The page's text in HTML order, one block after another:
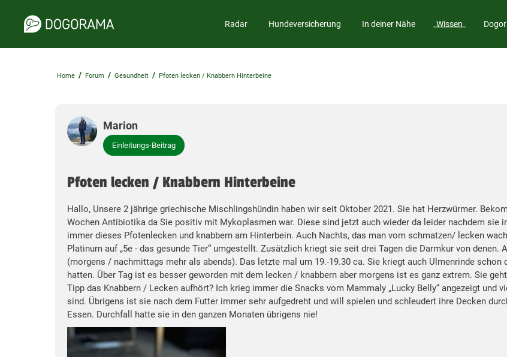
Radar Hundeversicherung In deiner Nähe Wissen
Home / Forum / Gesundheit / Pfoten lecken / Knabbern Hinterbeine
Marion
Einleitungs-Beitrag
Pfoten lecken / Knabbern Hinterbeine
Hallo, Unsere 2 jährige griechische Mischlingshündin haben wir seit Oktober 2021. Sie hat Herzwürmer.
Wochen Antibiotika da Sie positiv mit Mykoplasmen war. Diese sind jetzt auch wieder da leider nachdem sie
immer dieses Pfotenlecken und knabbern am Hinterbein. Auch Nachts, das man vom schmatzen/ lecken
Platinum auf „5e - das gesunde Tier“ umgestellt. Zusätzlich kriegt sie seit drei Tagen die Darmkur von
(morgens / nachmittags mehr als abends). Das letzte mal um 19.-19.30 ca. Sie kriegt auch Ulmenrinde schon
hatten. Über Tag ist es besser geworden mit dem lecken / knabbern aber morgens ist es ganz extrem. Sie
Tipp das Knabbern / Lecken aufhört? Ich krieg immer die Snacks vom Mammaly „Lucky Belly“ angezeigt und
sind. Übrigens ist sie nach dem Futter immer sehr aufgedreht und will spielen und schleudert ihre Decken
Essen. Durchfall hatte sie in den ganzen Monaten übrigens nie!